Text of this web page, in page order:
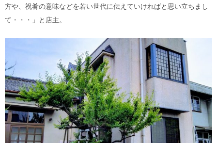
方や、祝肴の意味などを若い世代に伝えていければと思い立ちまし
て・・・」と店主。